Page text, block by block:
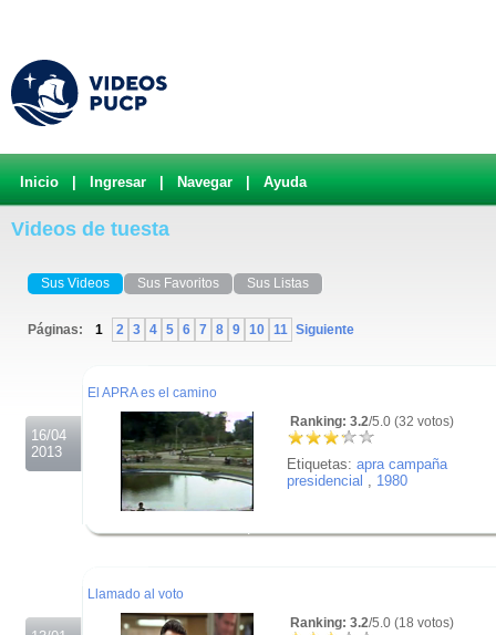
Inicio Ingresar Navegar Ayuda
Videos de tuesta
Sus Videos Sus Favoritos Sus Listas
Páginas: 1 2 3 4 5 6 7 8 9 10 11 Siguiente
16/04
2013
El APRA es el camino
Ranking: 3.2/5.0 (32 votos)
Etiquetas: apra campaña
presidencial
1980
Llamado al voto
Ranking: 3.2/5.0 (18 votos)